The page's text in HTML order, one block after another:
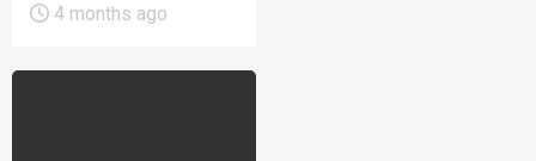
4 months ago